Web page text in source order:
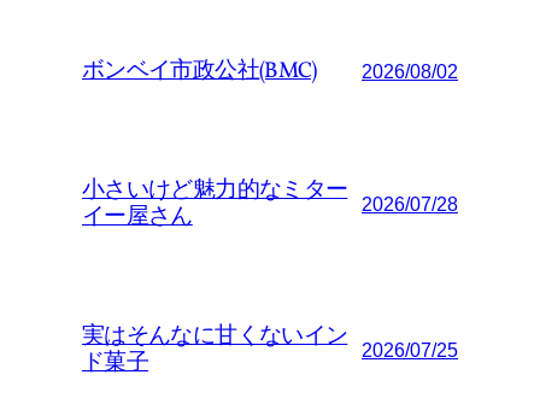
ボンベイ市政公社(BMC) 2026/08/02
小さいけど魅力的なミター
イー屋さん
2026/07/28
実はそんなに甘くないイン
ド菓子
2026/07/25